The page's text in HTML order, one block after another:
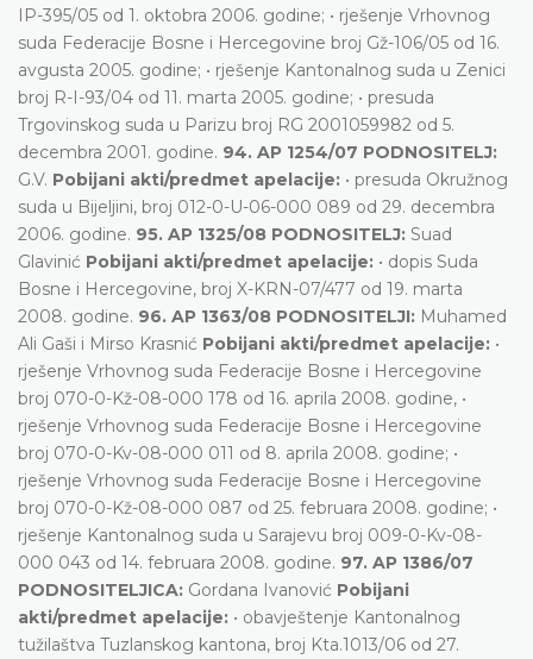
IP-395/05 od 1. oktobra 2006. godine; • rješenje Vrhovnog
suda Federacije Bosne i Hercegovine broj Gž-106/05 od 16.
avgusta 2005. godine; • rješenje Kantonalnog suda u Zenici
broj R-I-93/04 od 11. marta 2005. godine; • presuda
Trgovinskog suda u Parizu broj RG 2001059982 od 5.
decembra 2001. godine. 94. AP 1254/07 PODNOSITELJ:
G.V. Pobijani akti/predmet apelacije: • presuda Okružnog
suda u Bijeljini, broj 012-0-U-06-000 089 od 29. decembra
2006. godine. 95. AP 1325/08 PODNOSITELJ: Suad
Glavinić Pobijani akti/predmet apelacije: • dopis Suda
Bosne i Hercegovine, broj X-KRN-07/477 od 19. marta
2008. godine. 96. AP 1363/08 PODNOSITELJI: Muhamed
Ali Gaši i Mirso Krasnić Pobijani akti/predmet apelacije: •
rješenje Vrhovnog suda Federacije Bosne i Hercegovine
broj 070-0-Kž-08-000 178 od 16. aprila 2008. godine, •
rješenje Vrhovnog suda Federacije Bosne i Hercegovine
broj 070-0-Kv-08-000 011 od 8. aprila 2008. godine; •
rješenje Vrhovnog suda Federacije Bosne i Hercegovine
broj 070-0-Kž-08-000 087 od 25. februara 2008. godine; •
rješenje Kantonalnog suda u Sarajevu broj 009-0-Kv-08-
000 043 od 14. februara 2008. godine. 97. AP 1386/07
PODNOSITELJICA: Gordana Ivanović Pobijani
akti/predmet apelacije: • obavještenje Kantonalnog
tužilaštva Tuzlanskog kantona, broj Kta.1013/06 od 27.